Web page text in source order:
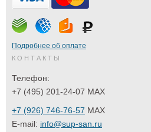
Подробнее об оплате
КОНТАКТЫ
Телефон:
+7 (495) 201-24-07 MAX
+7 (926) 746-76-57 MAX
E-mail: info@sup-san.ru